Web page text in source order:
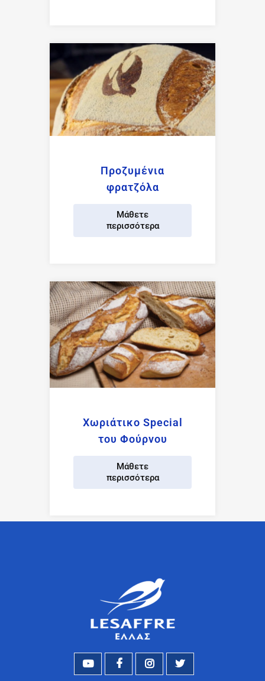
Προζυμένια
φρατζόλα
Μάθετε
περισσότερα
Χωριάτικο Special
του Φούρνου
Μάθετε
περισσότερα